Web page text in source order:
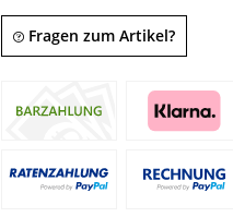
Fragen zum Artikel?